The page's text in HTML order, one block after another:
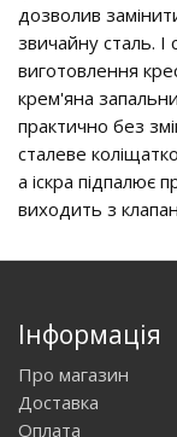
дозволив
звичайну сталь.
виготовлення
крем'яна
практично без
сталеве
а іскра підпалює
виходить з
Інформація
Про магазин
Доставка
Оплата